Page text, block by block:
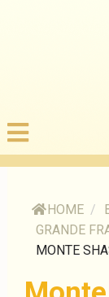
HOME /
GRANDE
MONTE